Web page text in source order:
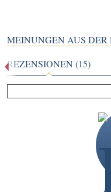
MEINUNGEN AUS DER
REZENSIONEN (15)